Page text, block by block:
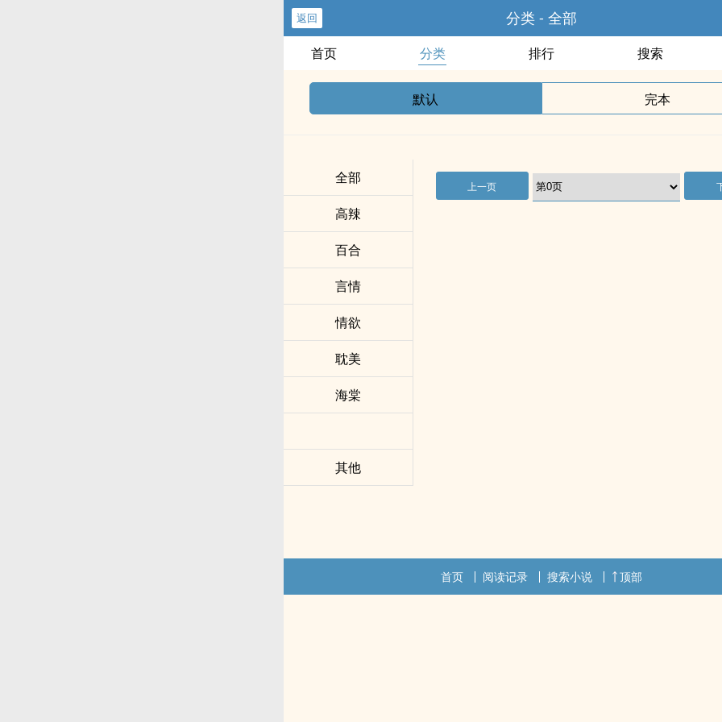
返回 分类 - 全部
首页 分类 排行 搜索
默认 完本
全部
高辣
百合
言情
情欲
耽美
海棠
其他
上一页
首页 阅读记录 搜索小说 顶部